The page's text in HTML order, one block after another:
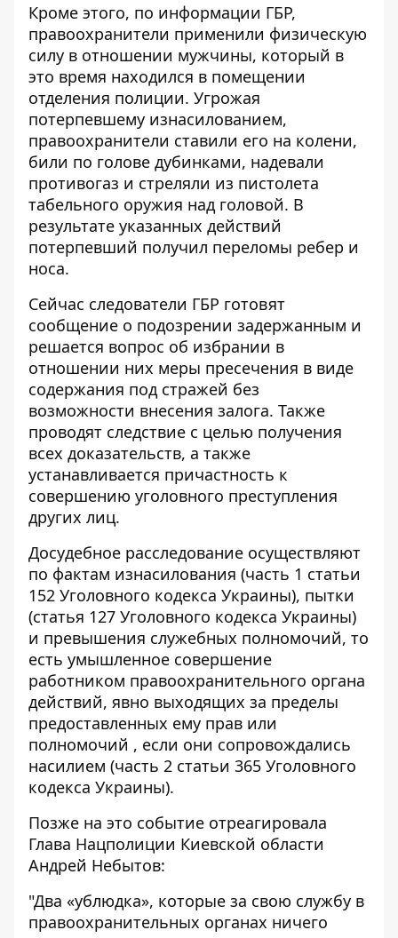
Кроме этого, по информации ГБР,
правоохранители применили физическую
силу в отношении мужчины, который в
это время находился в помещении
отделения полиции. Угрожая
потерпевшему изнасилованием,
правоохранители ставили его на колени,
били по голове дубинками, надевали
противогаз и стреляли из пистолета
табельного оружия над головой. В
результате указанных действий
потерпевший получил переломы ребер и
носа.
Сейчас следователи ГБР готовят
сообщение о подозрении задержанным и
решается вопрос об избрании в
отношении них меры пресечения в виде
содержания под стражей без
возможности внесения залога. Также
проводят следствие с целью получения
всех доказательств, а также
устанавливается причастность к
совершению уголовного преступления
других лиц.
Досудебное расследование осуществляют
по фактам изнасилования (часть 1 статьи
152 Уголовного кодекса Украины), пытки
(статья 127 Уголовного кодекса Украины)
и превышения служебных полномочий, то
есть умышленное совершение
работником правоохранительного органа
действий, явно выходящих за пределы
предоставленных ему прав или
полномочий , если они сопровождались
насилием (часть 2 статьи 365 Уголовного
кодекса Украины).
Позже на это событие отреагировала
Глава Нацполиции Киевской области
Андрей Небытов:
"Два «ублюдка», которые за свою службу в
правоохранительных органах ничего